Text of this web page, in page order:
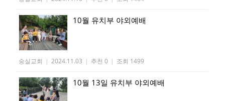
10월 유치부 야외예배
숭실교회 | 2024.11.03 | 추천 0 | 조회 1499
10월 13일 유치부 야외예배